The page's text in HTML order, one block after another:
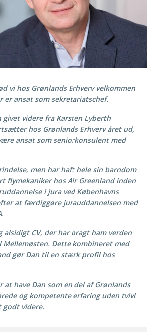
vi hos Grønlands Erhverv velkommen
er ansat som sekretariatschef.
videre fra Karsten Lyberth
hos Grønlands Erhverv året ud,
ansat som seniorkonsulent med
men har haft hele sin barndom
flymekaniker hos Air Greenland inden
i jura ved Københavns
at færdiggøre jurauddannelsen med
CV, der har bragt ham verden
Dette kombineret med
gør Dan til en stærk profil hos
at have Dan som en del af Grønlands
og kompetente erfaring uden tvivl
godt videre.